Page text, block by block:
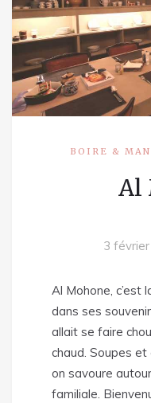
BOIRE &
Al
3
Al Mohone, c’est
dans ses
allait se faire
chaud. Soupes
on savoure
familiale.